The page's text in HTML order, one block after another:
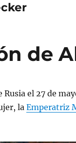
de
Rusia el 27 de
laEmperatriz